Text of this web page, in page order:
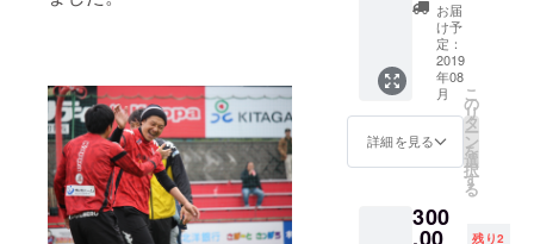
サイズ
は、Lに
なりま
す。 ※
クレ
ジット
『©199
6
CONSA
の位置
のユニ
フォー
ム欄に
記載さ
れてお
りま
す。コ
メント
ご記入
の上、
サドー
レ札幌
の試合
に応援
に来て
くださ
いね。
※ユニ
フォー
イズ指
定は出
コンサ
ドーレ
札幌所
属 全
選手の
サイン
入りレ
プリカ
ユニ
ム ス
イート
お届
け予
定：
2019
年08
月
詳細を見る
こ
の
リ
タ
ー
ン
を
選
択
す
る
300
,00 残り2